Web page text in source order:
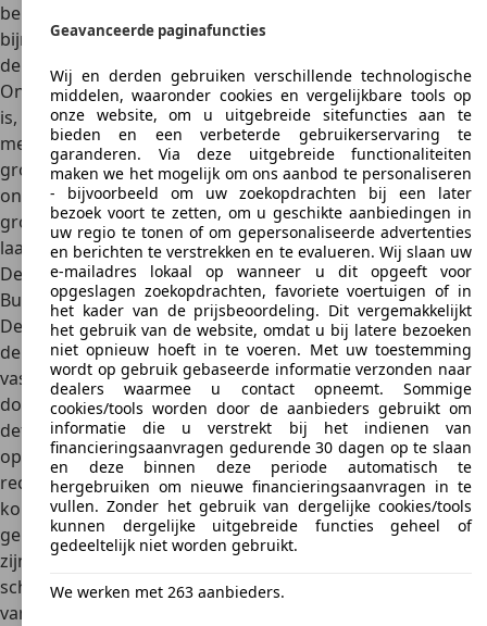
bekende vanafprijs voor een nieuwe Jeep Gladiator was
bijna 65.000 eurovoor de Sport en bijna 75.000 euro voor
de Overland-uitvoering.
Ondanks dat de Jeep Gladiator eigenlijk een niche-model
is, wordt hij toch wel als occasion aangeboden – en
meestal met héél weinig kilometers. Het aanbod is niet
groot, maar hij is opAutoScout24.nlbeslist niet
onvindbaar, zogezegd. Prijzenvoor occasions liggen
grofweg tussen de 57.000 en 77.000 euro– maar voor dat
laatste bedrag heb je een zo goed als nieuwe.
Design
Buitenkant
De Gladiator (JT) is een echte Jeep. Voor het model waarop
de pick-up is gebaseerd, deWrangler , houdt de fabrikant
vast aan de kenmerkende retrostijlen trekt die lijn ook
door naar de Gladiator. De Gladiator doet ook met allerlei
details die doen denken aan de Jeeps van weleer. Het
opvallendste kenmerk van Jeep is natuurlijk de typerende,
rechtopstaande grille met zeven sleuvenen de ronde
koplampen die direct naast de grille in het front zijn
geplaatst. Maar ook de úítstekende wielkasten – eigenlijk
zijn het slechts spatborden – en de steile, vlakke voorruit
schreeuwen bijna ‘Dit is een echte Jeep!’ Als je de Gladiator
van dichtbij bekijkt, dan zie je dat Jeep de voorruit en de
Geavanceerde paginafuncties
Wij en derden gebruiken verschillende technologische
middelen, waaronder cookies en vergelijkbare tools op
onze website, om u uitgebreide sitefuncties aan te
bieden en een verbeterde gebruikerservaring te
garanderen. Via deze uitgebreide functionaliteiten
maken we het mogelijk om ons aanbod te personaliseren
- bijvoorbeeld om uw zoekopdrachten bij een later
bezoek voort te zetten, om u geschikte aanbiedingen in
uw regio te tonen of om gepersonaliseerde advertenties
en berichten te verstrekken en te evalueren. Wij slaan uw
e-mailadres lokaal op wanneer u dit opgeeft voor
opgeslagen zoekopdrachten, favoriete voertuigen of in
het kader van de prijsbeoordeling. Dit vergemakkelijkt
het gebruik van de website, omdat u bij latere bezoeken
niet opnieuw hoeft in te voeren. Met uw toestemming
wordt op gebruik gebaseerde informatie verzonden naar
dealers waarmee u contact opneemt. Sommige
cookies/tools worden door de aanbieders gebruikt om
informatie die u verstrekt bij het indienen van
financieringsaanvragen gedurende 30 dagen op te slaan
en deze binnen deze periode automatisch te
hergebruiken om nieuwe financieringsaanvragen in te
vullen. Zonder het gebruik van dergelijke cookies/tools
kunnen dergelijke uitgebreide functies geheel of
gedeeltelijk niet worden gebruikt.
We werken met 263 aanbieders.